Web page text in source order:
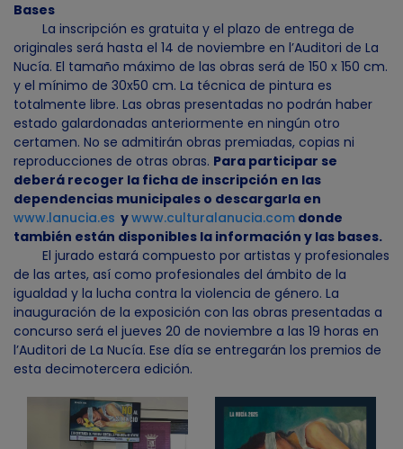
Bases
La inscripción es gratuita y el plazo de entrega de
originales será hasta el 14 de noviembre en l’Auditori de La
Nucía. El tamaño máximo de las obras será de 150 x 150 cm.
y el mínimo de 30x50 cm. La técnica de pintura es
totalmente libre. Las obras presentadas no podrán haber
estado galardonadas anteriormente en ningún otro
certamen. No se admitirán obras premiadas, copias ni
reproducciones de otras obras. Para participar se
deberá recoger la ficha de inscripción en las
dependencias municipales o descargarla en
www.lanucia.es ywww.culturalanucia.com donde
también están disponibles la información y las bases.
El jurado estará compuesto por artistas y profesionales
de las artes, así como profesionales del ámbito de la
igualdad y la lucha contra la violencia de género. La
inauguración de la exposición con las obras presentadas a
concurso será el jueves 20 de noviembre a las 19 horas en
l’Auditori de La Nucía. Ese día se entregarán los premios de
esta decimotercera edición.